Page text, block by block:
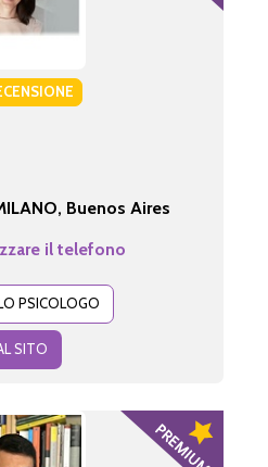
Buenos Aires
il telefono
PSICOLOGO
SITO